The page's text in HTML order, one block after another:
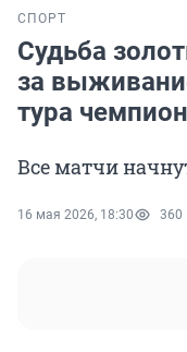
СПОРТ
Судьба
за
тура
Все матчи
16 мая 2026, 18:30 360